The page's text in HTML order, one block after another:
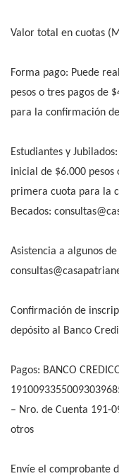
Valor total en cuotas
Forma pago: Puede
pesos o tres pagos de
para la confirmación
Estudiantes y
inicial de $6.000 pesos
primera cuota para la
Becados:
Asistencia a algunos
Confirmación de
depósito al Banco
Pagos: BANCO
– Nro. de Cuenta 191-
otros
Envíe el comprobante